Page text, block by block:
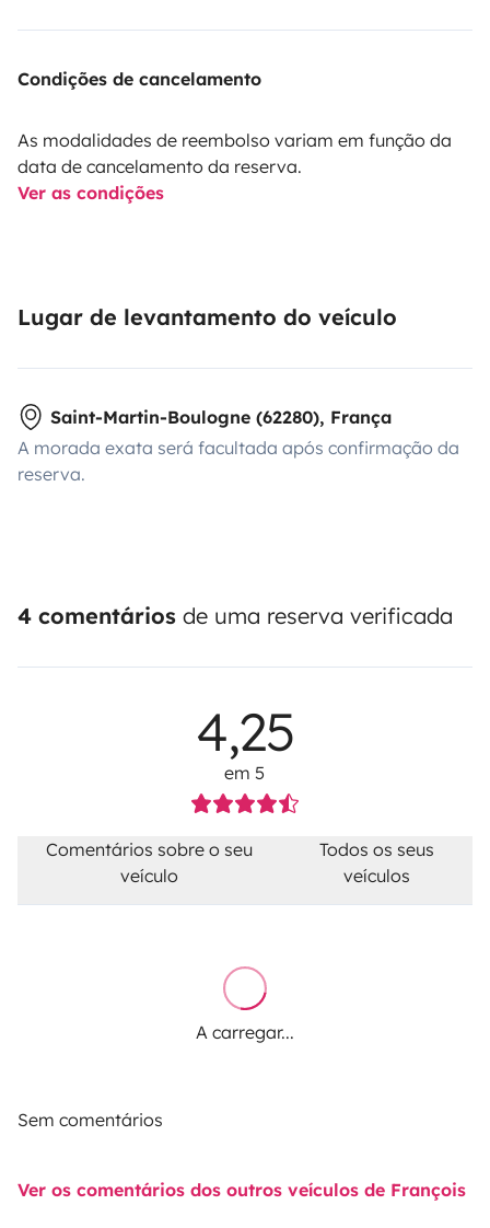
Condições de cancelamento
As modalidades de reembolso variam em função da
data de cancelamento da reserva.
Ver as condições
Lugar de levantamento do veículo
Saint-Martin-Boulogne (62280), França
A morada exata será facultada após confirmação da
reserva.
4 comentários de uma reserva verificada
4,25
em 5
Comentários sobre o seu
veículo
Todos os seus
veículos
A carregar...
Sem comentários
Ver os comentários dos outros veículos de François